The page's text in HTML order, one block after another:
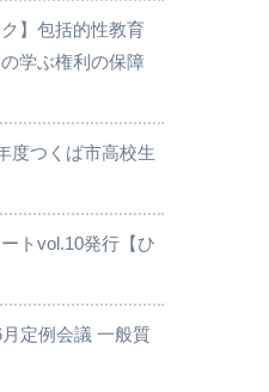
】包括的性教育
学ぶ権利の保障
度つくば市高校生
トvol.10発行【ひ
月定例会議 一般質